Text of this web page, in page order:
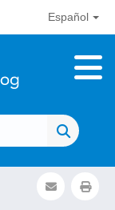
Español